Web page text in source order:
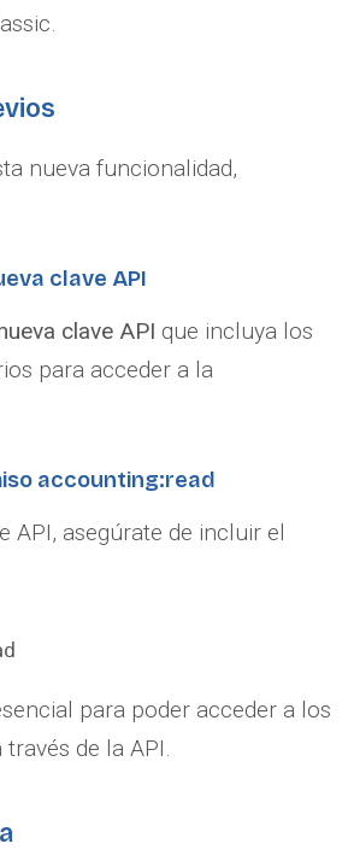
nueva funcionalidad,
clave API
clave API que incluya los
para acceder a la
accounting:read
API, asegúrate de incluir el
para poder acceder a los
de la API.